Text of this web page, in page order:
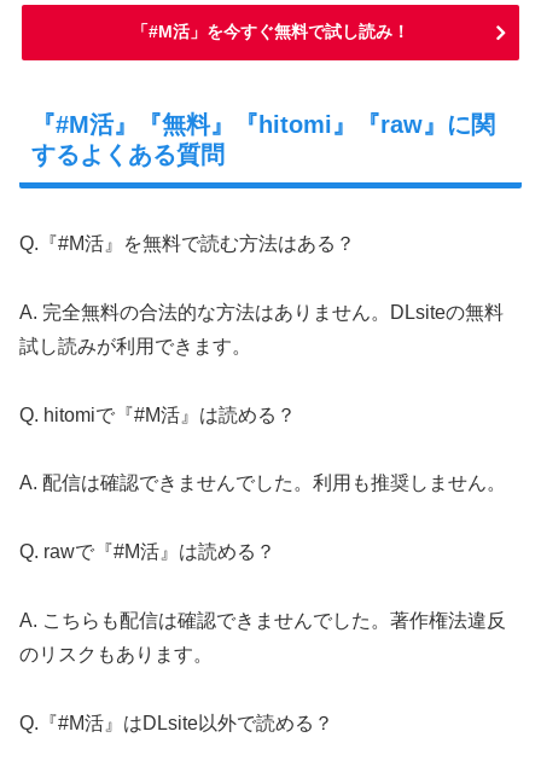
「#M活」を今すぐ無料で試し読み！
『#M活』『無料』『hitomi』『raw』に関
するよくある質問
Q.『#M活』を無料で読む方法はある？
A. 完全無料の合法的な方法はありません。DLsiteの無料
試し読みが利用できます。
Q. hitomiで『#M活』は読める？
A. 配信は確認できませんでした。利用も推奨しません。
Q. rawで『#M活』は読める？
A. こちらも配信は確認できませんでした。著作権法違反
のリスクもあります。
Q.『#M活』はDLsite以外で読める？